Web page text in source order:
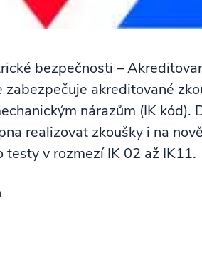
bezpečnosti –
zabezpečuje akreditované
nárazům (IK
realizovat zkoušky i na
v rozmezí IK 02 až IK11.